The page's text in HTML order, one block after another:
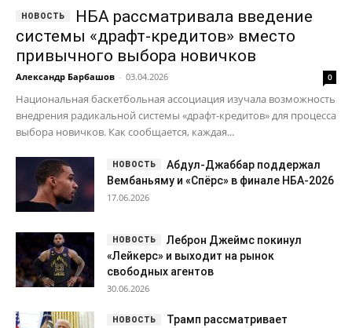
НБА рассматривала введение
системы «драфт-кредитов» вместо
привычного выбора новичков
Александр Барбашов - 03.04.2026 0
Национальная баскетбольная ассоциация изучала возможность
внедрения радикальной системы «драфт-кредитов» для процесса
выбора новичков. Как сообщается, каждая...
Абдул-Джаббар поддержал
Вембаньяму и «Спёрс» в финале НБА-2026
17.06.2026
Леброн Джеймс покинул
«Лейкерс» и выходит на рынок
свободных агентов
30.06.2026
Трамп рассматривает